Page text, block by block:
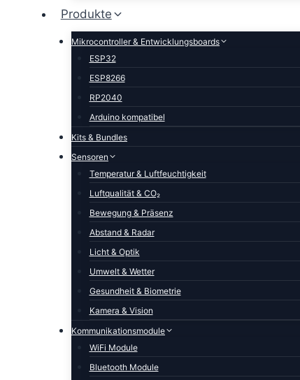
Produkte
Mikrocontroller & Entwicklungsboards
ESP32
ESP8266
RP2040
Arduino kompatibel
Kits & Bundles
Sensoren
Temperatur & Luftfeuchtigkeit
Luftqualität & CO₂
Bewegung & Präsenz
Abstand & Radar
Licht & Optik
Umwelt & Wetter
Gesundheit & Biometrie
Kamera & Vision
Kommunikationsmodule
WiFi Module
Bluetooth Module